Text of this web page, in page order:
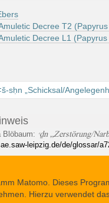
Decree T2
Decree L1
sḥn „Schicksal/
Matomo. Dieses
Hierzu verwendet
Blöbaum: ꜥḏn „Zerstörung/
leipzig.de/de/glossar/